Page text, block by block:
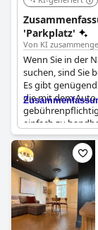
'Parkplatz'
Von KI
Wenn Sie in der
suchen, sind Sie
Es gibt
die mit dem Auto
einfach zu
unerwarteten
Schwierigkeiten
ursprünglichen
Hotel eine
höflichen und
und der
Heathrow Windsor